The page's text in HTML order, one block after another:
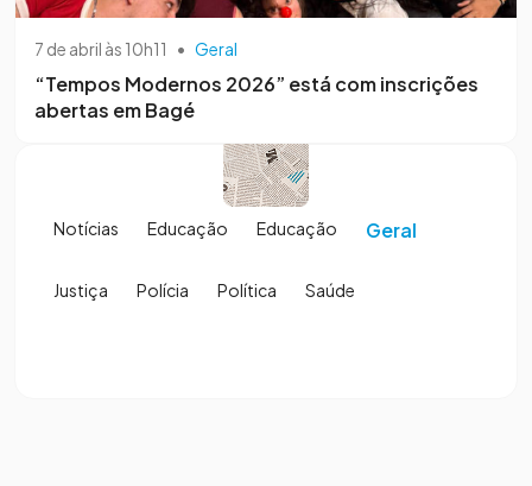
7 de abril às 10h11 • Geral
“Tempos Modernos 2026” está com inscrições
abertas em Bagé
Notícias Educação Educação Geral
Justiça Polícia Política Saúde